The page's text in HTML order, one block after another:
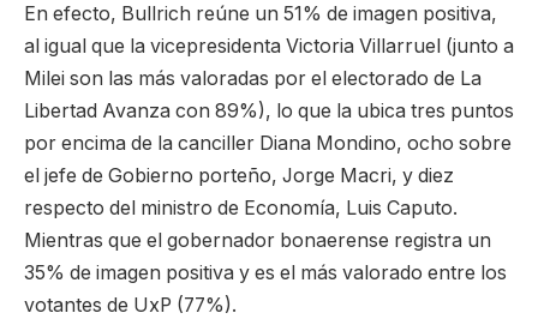
En efecto, Bullrich reúne un 51% de imagen positiva,
al igual que la vicepresidenta Victoria Villarruel (junto a
Milei son las más valoradas por el electorado de La
Libertad Avanza con 89%), lo que la ubica tres puntos
por encima de la canciller Diana Mondino, ocho sobre
el jefe de Gobierno porteño, Jorge Macri, y diez
respecto del ministro de Economía, Luis Caputo.
Mientras que el gobernador bonaerense registra un
35% de imagen positiva y es el más valorado entre los
votantes de UxP (77%).